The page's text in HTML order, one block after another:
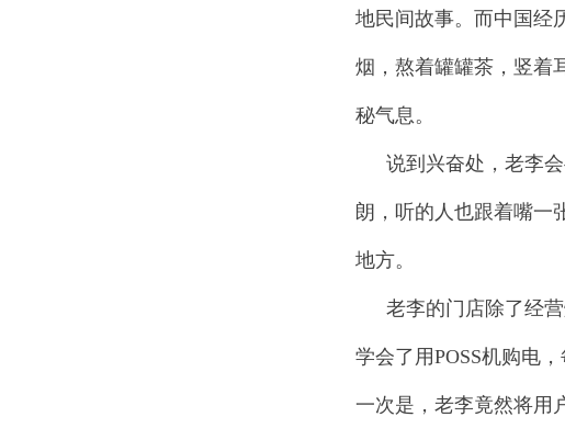
地民间故事。而中国经
烟，熬着罐罐茶，竖着
秘气息。
说到兴奋处，老李
朗，听的人也跟着嘴一
地方。
老李的门店除了经
学会了用POSS机购电
一次是，老李竟然将用